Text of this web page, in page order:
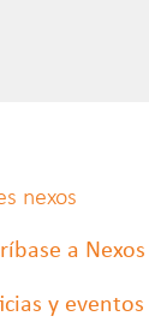
nexos
a Nexos
y eventos